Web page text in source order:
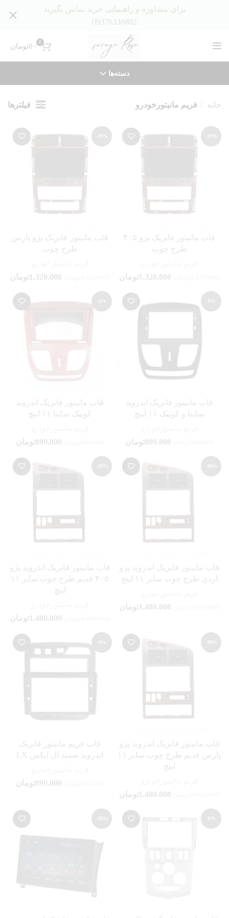
0
/
0تومان
دسته‌ها
خانه فریم مانیتورخودرو فیلترها
-19%
قاب مانیتور فابریک پژو ۴۰۵
طرح چوب
1.320.000تومان
-19%
قاب مانیتور فابریک پژو پارس
طرح چوب
1.320.000تومان
-6%
قاب مانیتور فابریک اندروید
ساینا و کوییک ۱۱ اینچ
899.000تومان
-6%
قاب مانیتور فابریک اندروید
کوییک ساینا ۱۱ اینچ
899.000تومان
-18%
قاب مانیتور فابریک اندروید پژو
اردی طرح چوب سایز ۱۱ اینچ
1.480.000تومان
-18%
قاب مانیتور فابریک اندروید پژو
۴۰۵ قدیم طرح چوب سایز ۱۱
اینچ
1.480.000تومان
-18%
قاب مانیتور فابریک اندروید پژو
پارس قدیم طرح چوب سایز ۱۱
اینچ
1.480.000تومان
-6%
قاب فریم مانیتور فابریک
اندروید سمند ال ایکس LX
899.000تومان
-6%
-28%
برای مشاوره و راهنمایی خرید تماس بگیرید
09376336802